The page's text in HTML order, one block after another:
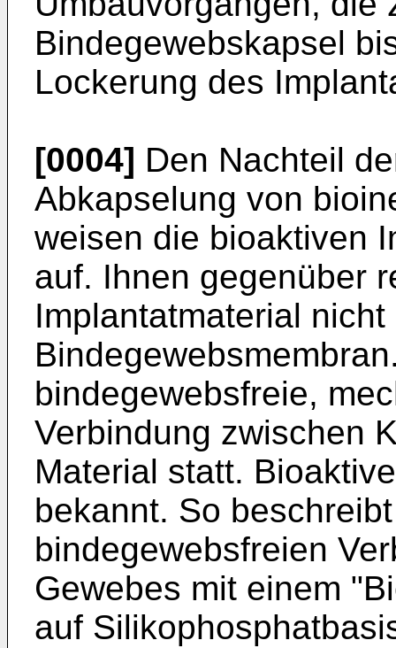
Bindegewebskapsel
Lockerung des
[0004] Den Nachteil
Abkapselung von
weisen die bioaktiven
auf. Ihnen gegenüber
Implantatmaterial
bindegewebsfreie,
Verbindung zwischen
Material statt.
bekannt. So
bindegewebsfreien
Gewebes mit einem
auf